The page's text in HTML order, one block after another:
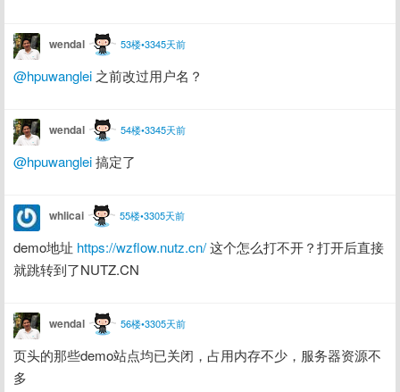
wendal 53楼•3345天前
@hpuwanglei 之前改过用户名？
wendal 54楼•3345天前
@hpuwanglei 搞定了
whlicai 55楼•3305天前
demo地址 https://wzflow.nutz.cn/ 这个怎么打不开？打开后直接
就跳转到了NUTZ.CN
wendal 56楼•3305天前
页头的那些demo站点均已关闭，占用内存不少，服务器资源不
多